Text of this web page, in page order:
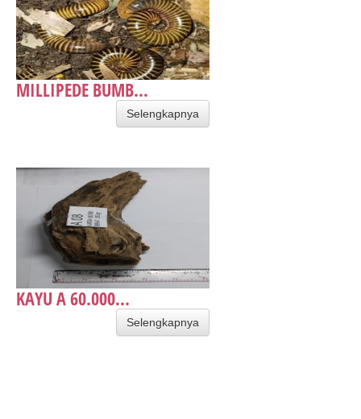
MILLIPEDE BUMB...
Selengkapnya
KAYU A 60.000...
Selengkapnya